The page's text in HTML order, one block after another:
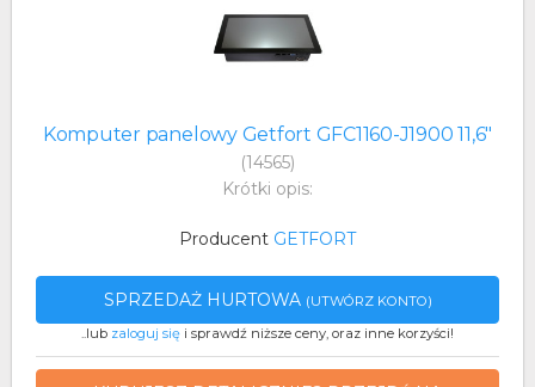
Komputer panelowy Getfort GFC1160-J1900 11,6"
(14565)
Krótki opis:
Producent GETFORT
SPRZEDAŻ HURTOWA (UTWÓRZ KONTO)
..lub zaloguj się i sprawdź niższe ceny, oraz inne korzyści!